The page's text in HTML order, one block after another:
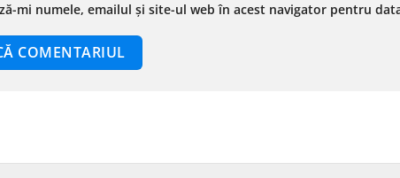
mi numele, emailul și site-ul web în acest navigator pentru